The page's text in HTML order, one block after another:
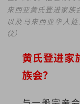
来西亚黄氏登进家族
以及马来西亚华人
仪）
黄氏登进
族会？